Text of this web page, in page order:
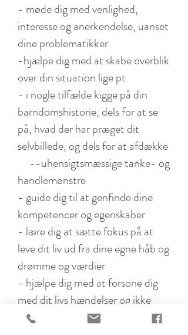
- møde dig med venlighed,
interesse og anerkendelse, uanset
dine problematikker
-hjælpe dig med at skabe overblik
over din situation lige pt
- i nogle tilfælde kigge på din
barndomshistorie, dels for at se
på, hvad der har præget dit
selvbillede, og dels for at afdække
--uhensigtsmæssige tanke- og
handlemønstre
- guide dig til at genfinde dine
kompetencer og egenskaber
- lære dig at sætte fokus på at
leve dit liv ud fra dine egne håb og
drømme og værdier
- hjælpe dig med at forsone dig
med dit livs hændelser og ikke
lade fortiden ødelægge nutiden